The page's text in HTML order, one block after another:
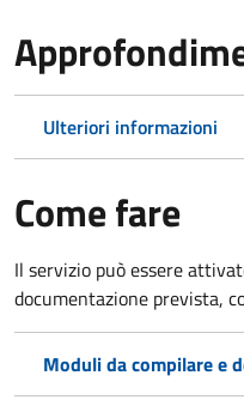
Ulteriori informazioni
Come fare
Il servizio può essere
documentazione prevista,
Moduli da compilare e